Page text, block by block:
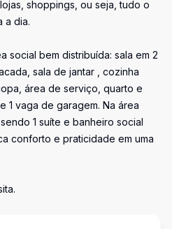
shoppings, ou seja, tudo o
a dia.
social bem distribuída: sala em 2
sala de jantar , cozinha
área de serviço, quarto e
1 vaga de garagem. Na área
1 suíte e banheiro social
conforto e praticidade em uma